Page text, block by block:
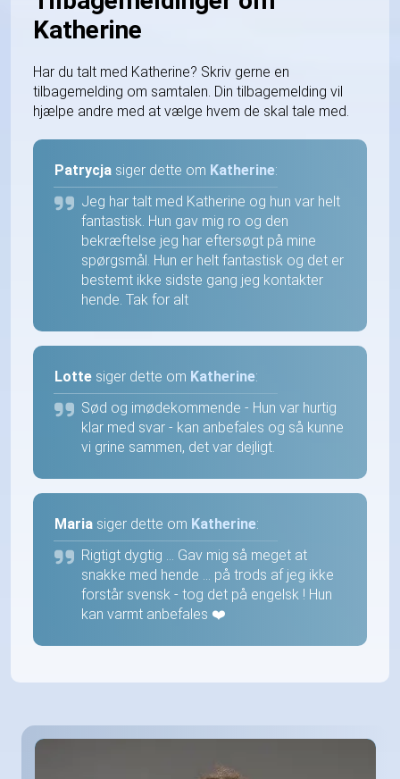
Katherine
Har du talt med Katherine? Skriv gerne en
tilbagemelding om samtalen. Din tilbagemelding vil
hjælpe andre med at vælge hvem de skal tale med.
Patrycja siger dette om Katherine:
Jeg har talt med Katherine og hun var helt
fantastisk. Hun gav mig ro og den
bekræftelse jeg har eftersøgt på mine
spørgsmål. Hun er helt fantastisk og det er
bestemt ikke sidste gang jeg kontakter
hende. Tak for alt
Lotte siger dette om Katherine:
Sød og imødekommende - Hun var hurtig
klar med svar - kan anbefales og så kunne
vi grine sammen, det var dejligt.
Maria siger dette om Katherine:
Rigtigt dygtig … Gav mig så meget at
snakke med hende … på trods af jeg ikke
forstår svensk - tog det på engelsk ! Hun
kan varmt anbefales ❤️